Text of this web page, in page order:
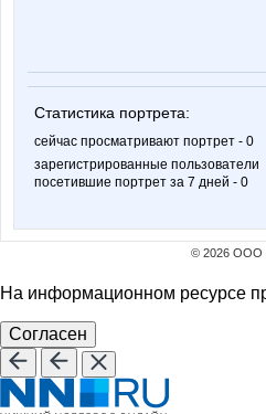
Статистика портрета:
сейчас просматривают портрет - 0
зарегистрированные пользователи
посетившие портрет за 7 дней - 0
© 2026 ООО
На информационном ресурсе
Согласен